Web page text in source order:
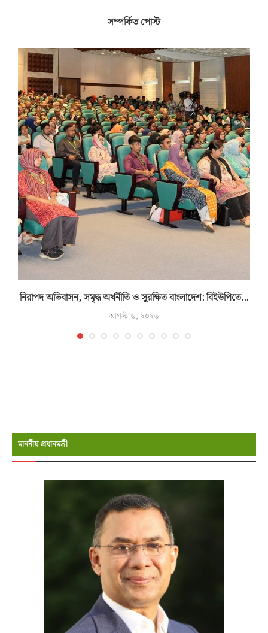
সম্পর্কিত পোস্ট
নিরাপদ অভিবাসন, সমৃদ্ধ অর্থনীতি ও সুরক্ষিত বাংলাদেশ: বিইউপিতে...
আগস্ট ৬, ২০২৬
মাননীয় প্রধানমন্রী